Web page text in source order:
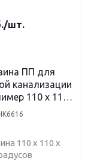
/шт.
ПП для
канализации
110 х 110
градусов
110 х 110 х